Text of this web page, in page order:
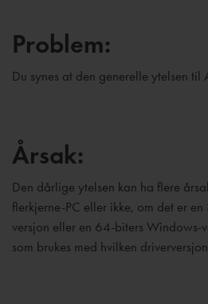
Problem:
Du synes at den generelle ytelsen
Årsak:
Den dårlige ytelsen kan ha flere
flerkjerne-PC eller ikke, om det er
versjon eller en 64-biters Windows-
som brukes med hvilken